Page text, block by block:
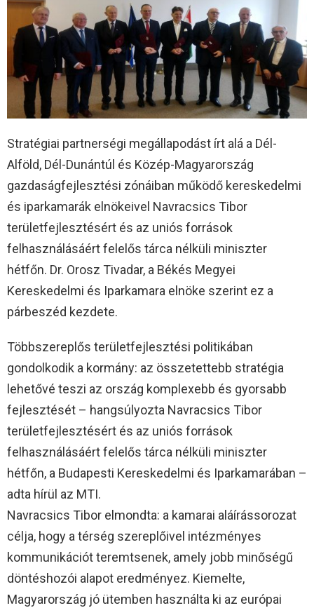
Stratégiai partnerségi megállapodást írt alá a Dél-
Alföld, Dél-Dunántúl és Közép-Magyarország
gazdaságfejlesztési zónáiban működő kereskedelmi
és iparkamarák elnökeivel Navracsics Tibor
területfejlesztésért és az uniós források
felhasználásáért felelős tárca nélküli miniszter
hétfőn. Dr. Orosz Tivadar, a Békés Megyei
Kereskedelmi és Iparkamara elnöke szerint ez a
párbeszéd kezdete.
Többszereplős területfejlesztési politikában
gondolkodik a kormány: az összetettebb stratégia
lehetővé teszi az ország komplexebb és gyorsabb
fejlesztését – hangsúlyozta Navracsics Tibor
területfejlesztésért és az uniós források
felhasználásáért felelős tárca nélküli miniszter
hétfőn, a Budapesti Kereskedelmi és Iparkamarában –
adta hírül az MTI.
Navracsics Tibor elmondta: a kamarai aláírássorozat
célja, hogy a térség szereplőivel intézményes
kommunikációt teremtsenek, amely jobb minőségű
döntéshozói alapot eredményez. Kiemelte,
Magyarország jó ütemben használta ki az európai